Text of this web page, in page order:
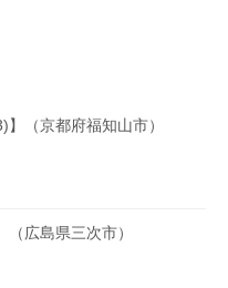
（京都府福知山市）
広島県三次市）